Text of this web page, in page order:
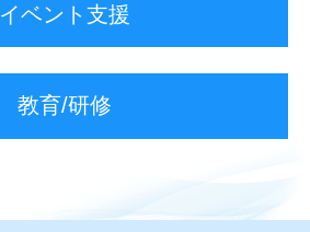
イベント支援
教育/研修